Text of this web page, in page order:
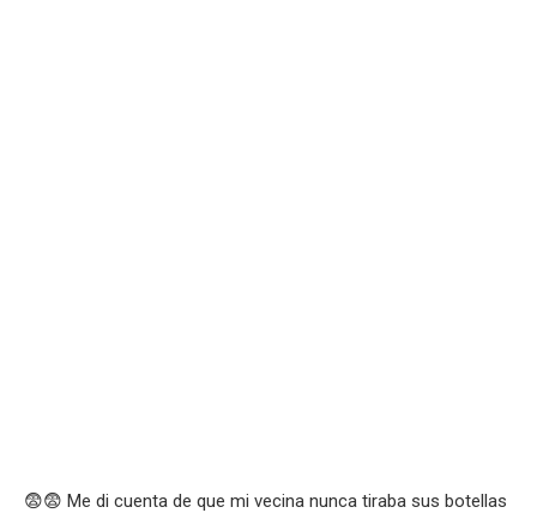
😨😨 Me di cuenta de que mi vecina nunca tiraba sus botellas